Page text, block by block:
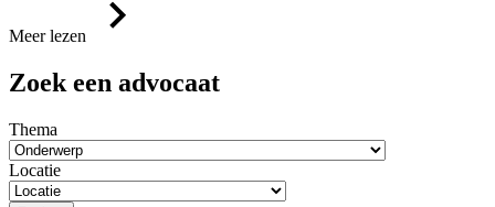
Meer lezen
Zoek een advocaat
Thema
Locatie